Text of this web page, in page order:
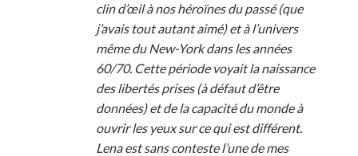
clin d’œil à nos héroïnes du passé (que
j’avais tout autant aimé) et à l’univers
même du New-York dans les années
60/70. Cette période voyait la naissance
des libertés prises (à défaut d’être
données) et de la capacité du monde à
ouvrir les yeux sur ce qui est différent.
Lena est sans conteste l’une de mes